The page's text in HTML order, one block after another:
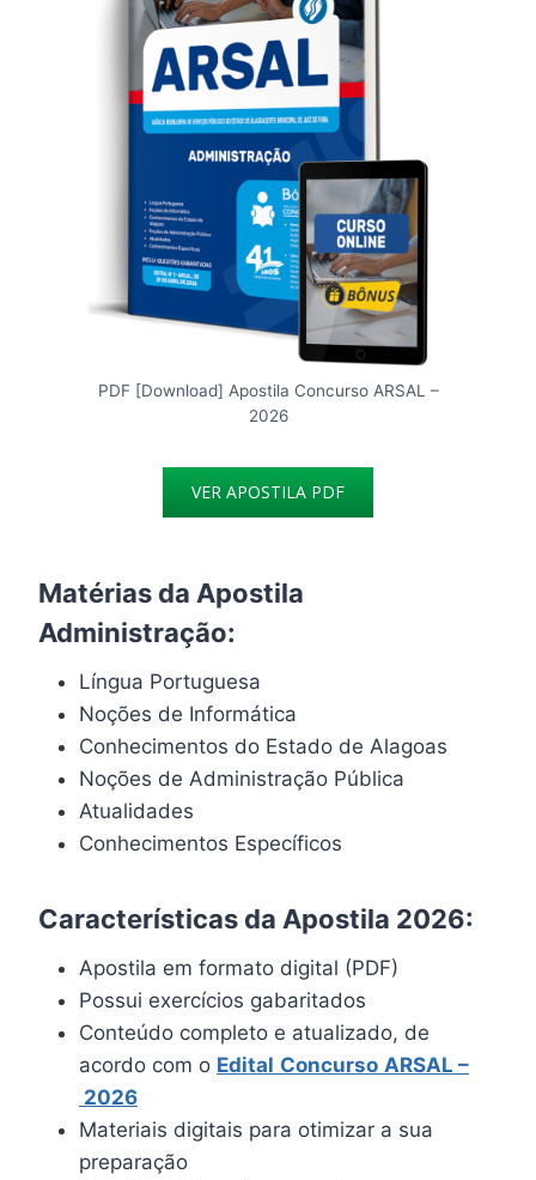
PDF [Download] Apostila Concurso ARSAL –
2026
VER APOSTILA PDF
Matérias da Apostila
Administração:
Língua Portuguesa
Noções de Informática
Conhecimentos do Estado de Alagoas
Noções de Administração Pública
Atualidades
Conhecimentos Específicos
Características da Apostila 2026:
Apostila em formato digital (PDF)
Possui exercícios gabaritados
Conteúdo completo e atualizado, de
acordo com o Edital Concurso ARSAL –
2026
Materiais digitais para otimizar a sua
preparação